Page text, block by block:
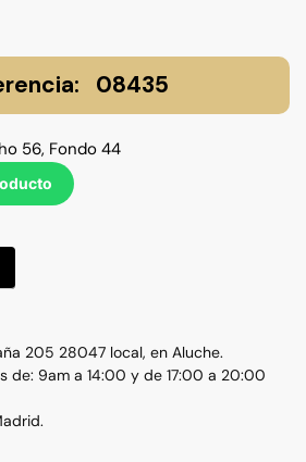
08435
56, Fondo 44
205 28047 local, en Aluche.
de: 9am a 14:00 y de 17:00 a 20:00